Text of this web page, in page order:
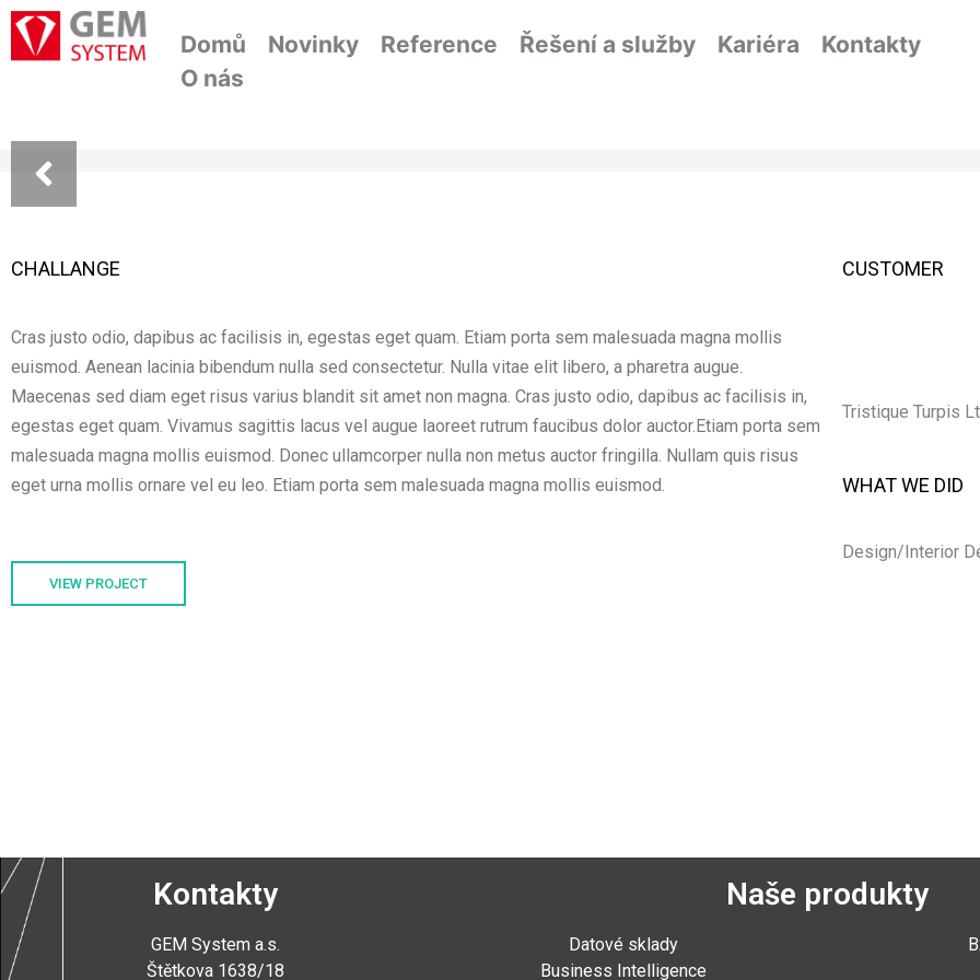
Domů Novinky Reference Řešení a služby Kariéra
Kontakty
O nás
CHALLANGE
Cras justo odio, dapibus ac facilisis in, egestas eget quam. Etiam porta sem malesuada magna mollis
euismod. Aenean lacinia bibendum nulla sed consectetur. Nulla vitae elit libero, a pharetra augue.
Maecenas sed diam eget risus varius blandit sit amet non magna. Cras justo odio, dapibus ac facilisis in,
egestas eget quam. Vivamus sagittis lacus vel augue laoreet rutrum faucibus dolor auctor.Etiam porta sem
malesuada magna mollis euismod. Donec ullamcorper nulla non metus auctor fringilla. Nullam quis risus
eget urna mollis ornare vel eu leo. Etiam porta sem malesuada magna mollis euismod.
VIEW PROJECT
CUSTOMER
Tristique Turpis
WHAT WE DID
Design/Interior
Kontakty Naše produkty
GEM System a.s.
Štětkova 1638/18
Datové sklady
Business Intelligence